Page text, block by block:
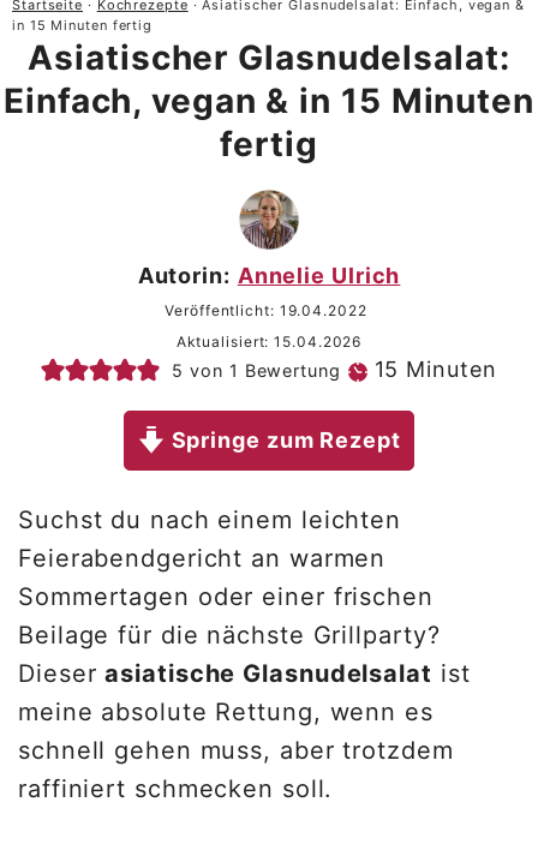
Startseite · Kochrezepte ·Asiatischer Glasnudelsalat: Einfach, vegan &
in 15 Minuten fertig
Asiatischer Glasnudelsalat:
Einfach, vegan & in 15 Minuten
fertig
Autorin: Annelie Ulrich
Veröffentlicht: 19.04.2022
Aktualisiert:15.04.2026
5 von 1 Bewertung 15 Minuten
Minuten
Springe zum Rezept
Suchst du nach einem leichten
Feierabendgericht an warmen
Sommertagen oder einer frischen
Beilage für die nächste Grillparty?
Dieserasiatische Glasnudelsalat ist
meine absolute Rettung, wenn es
schnell gehen muss, aber trotzdem
raffiniert schmecken soll.